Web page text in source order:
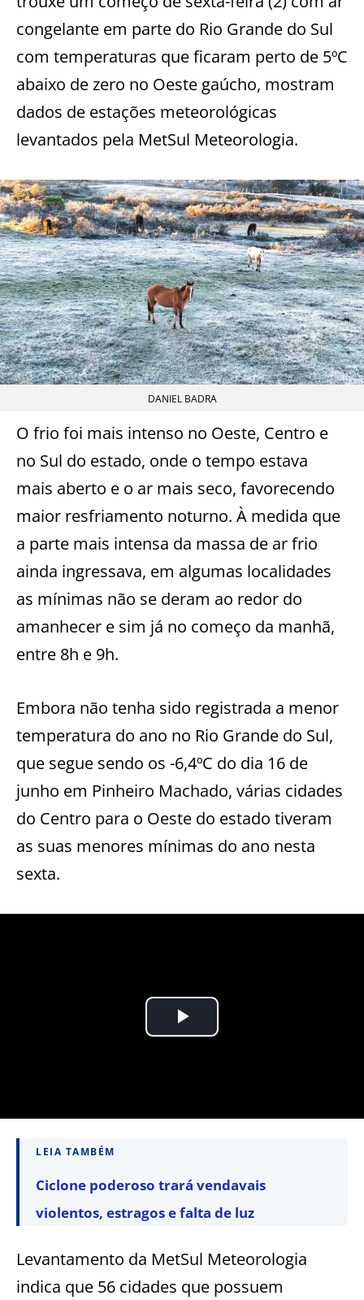
congelante em parte do Rio Grande do Sul
com temperaturas que ficaram perto de 5ºC
abaixo de zero no Oeste gaúcho, mostram
dados de estações meteorológicas
levantados pela MetSul Meteorologia.
DANIEL BADRA
O frio foi mais intenso no Oeste, Centro e
no Sul do estado, onde o tempo estava
mais aberto e o ar mais seco, favorecendo
maior resfriamento noturno. À medida que
a parte mais intensa da massa de ar frio
ainda ingressava, em algumas localidades
as mínimas não se deram ao redor do
amanhecer e sim já no começo da manhã,
entre 8h e 9h.
Embora não tenha sido registrada a menor
temperatura do ano no Rio Grande do Sul,
que segue sendo os -6,4ºC do dia 16 de
junho em Pinheiro Machado, várias cidades
do Centro para o Oeste do estado tiveram
as suas menores mínimas do ano nesta
sexta.
LEIA TAMBÉM
Ciclone poderoso trará vendavais
violentos, estragos e falta de luz
Levantamento da MetSul Meteorologia
indica que 56 cidades que possuem